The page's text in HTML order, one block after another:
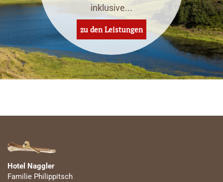
inklusive...
zu den Leistungen
Hotel Naggler
Familie Philippitsch